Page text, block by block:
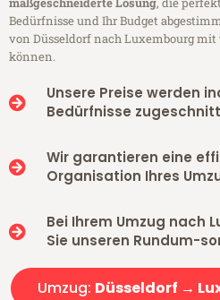
Bedürfnisse und Ihr Budget
von Düsseldorf nach Luxembourg mit
können.
Unsere Preise werden
Bedürfnisse
Wir garantieren eine
Organisation Ihres
Bei Ihrem Umzug nach
Sie unseren Rundum-
Umzug: Düsseldorf →